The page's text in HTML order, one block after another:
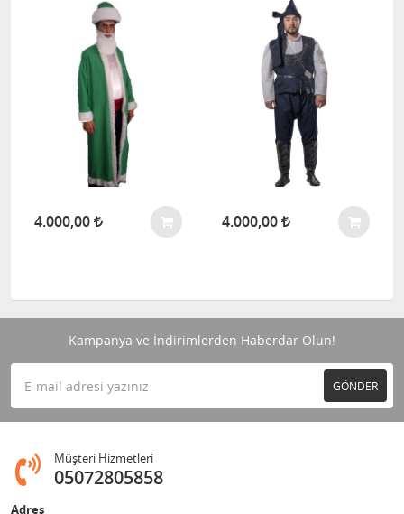
4.000,00 4.000,00
Kampanya ve İndirimlerden Haberdar Olun!
GÖNDER
Müşteri Hizmetleri
05072805858
Adres